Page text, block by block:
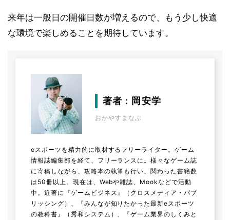
来年は一般日の開催日数が増えるので、もう少し快適
な環境で楽しめることを期待しています。
著者 : 岡安学
おかやすまなぶ
eスポーツを精力的に取材するフリーライター。ゲーム
情報誌編集部を経て、フリーランスに。様々なゲーム誌
に寄稿しながら、攻略本の執筆も行い、関わった書籍数
は50冊以上。現在は、Webや雑誌、Mookなどで活動
中。近著に『ゲームビジネス』（クロスメディア・パブ
リッシング）、『みんなが知りたかった最新eスポーツ
の教科書』（秀和システム）、『ゲーム業界のしくみと